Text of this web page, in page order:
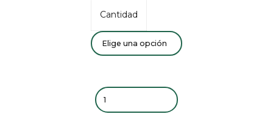
Cantidad
Quantity